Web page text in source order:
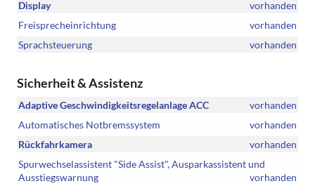
Display
vorhanden
Freisprecheinrichtung
vorhanden
Sprachsteuerung
vorhanden
Sicherheit & Assistenz
Adaptive Geschwindigkeitsregelanlage ACC
vorhanden
Automatisches Notbremssystem
vorhanden
Rückfahrkamera
vorhanden
Spurwechselassistent "Side Assist", Ausparkassistent und
Ausstiegswarnung
vorhanden